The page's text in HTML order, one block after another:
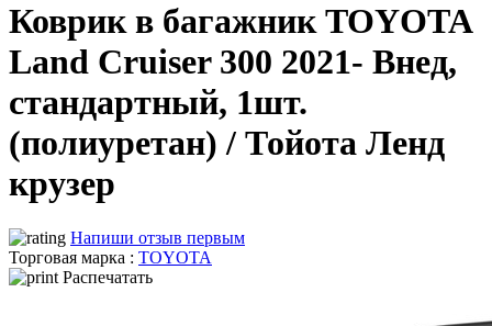
Коврик в багажник TOYOTA
Land Cruiser 300 2021- Внед,
стандартный, 1шт.
(полиуретан) / Тойота Ленд
крузер
Напиши отзыв первым
Торговая марка : TOYOTA
Распечатать